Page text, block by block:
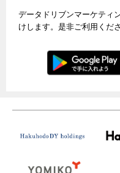
データドリブンマーケティ
けします。是非ご利用くださ